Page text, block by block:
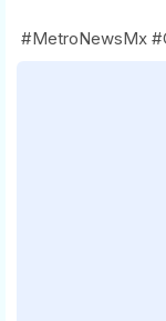
#MetroNewsMx